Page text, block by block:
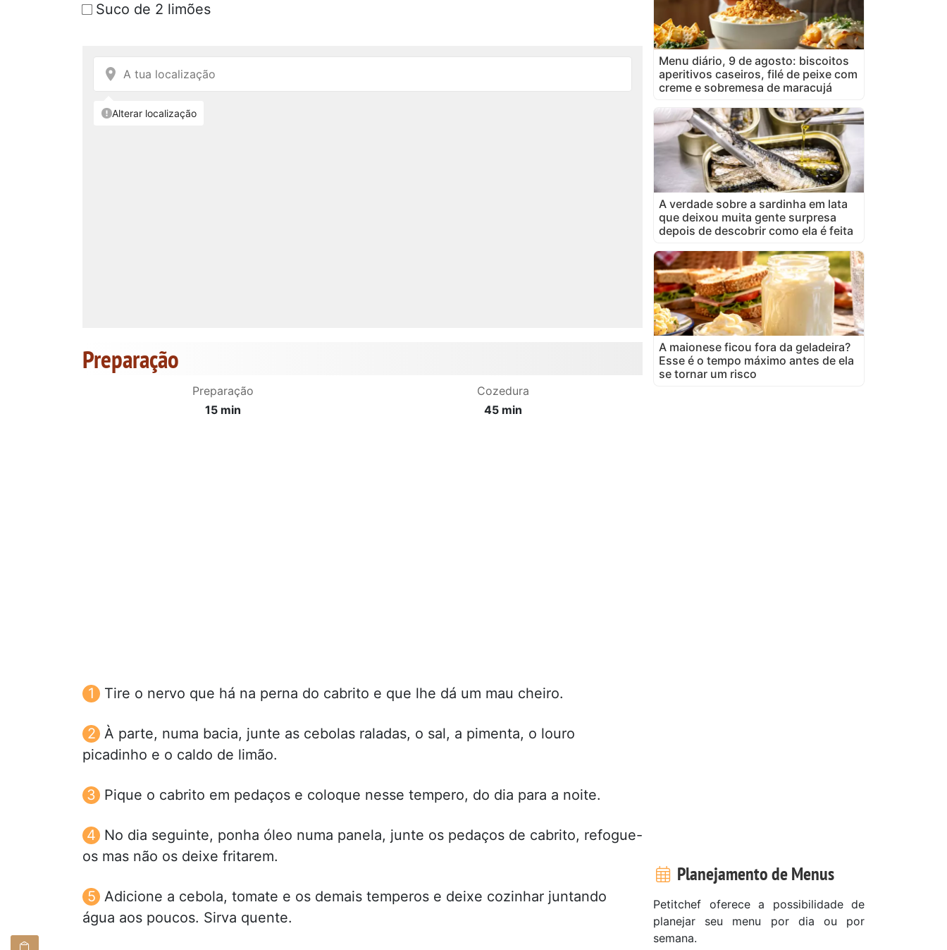
Suco de 2 limões
Preparação
Preparação
15 min
Cozedura
45 min
Tire o nervo que há na perna do cabrito e que lhe dá um mau cheiro.
À parte, numa bacia, junte as cebolas raladas, o sal, a pimenta, o louro
picadinho e o caldo de limão.
Pique o cabrito em pedaços e coloque nesse tempero, do dia para a noite.
No dia seguinte, ponha óleo numa panela, junte os pedaços de cabrito, refogue-
os mas não os deixe fritarem.
Adicione a cebola, tomate e os demais temperos e deixe cozinhar juntando
água aos poucos. Sirva quente.
Menu diário, 9 de agosto: biscoitos
aperitivos caseiros, filé de peixe com
creme e sobremesa de maracujá
A verdade sobre a sardinha em lata
que deixou muita gente surpresa
depois de descobrir como ela é feita
A maionese ficou fora da geladeira?
Esse é o tempo máximo antes de ela
se tornar um risco
Planejamento de Menus
Petitchef oferece a possibilidade de
planejar seu menu por dia ou por
semana.